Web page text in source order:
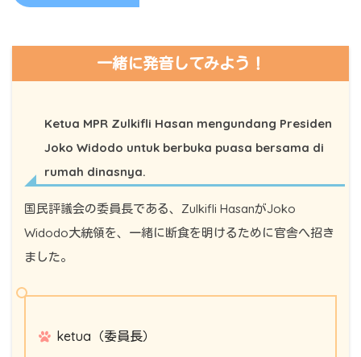
一緒に発音してみよう！
Ketua MPR Zulkifli Hasan mengundang Presiden
Joko Widodo untuk berbuka puasa bersama di
rumah dinasnya.
国民評議会の委員長である、Zulkifli HasanがJoko
Widodo大統領を、一緒に断食を明けるために官舎へ招き
ました。
ketua（委員長）